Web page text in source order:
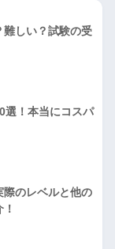
難しい？試験の受
選！本当にコスパ
際のレベルと他の